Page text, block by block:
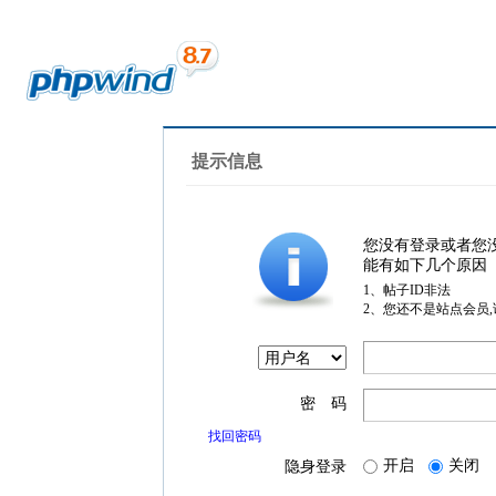
提示信息
您没有登录或者您
能有如下几个原因
1、帖子ID非法
2、您还不是站点会员
密 码
找回密码
隐身登录 开启 关闭